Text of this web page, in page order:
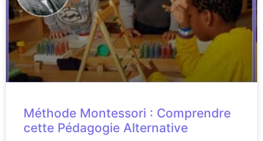
Méthode Montessori : Comprendre
cette Pédagogie Alternative